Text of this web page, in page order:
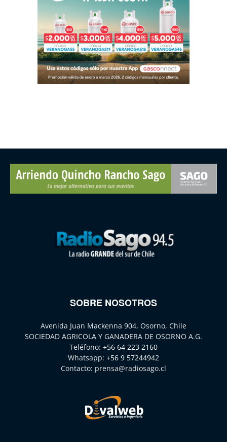
SOBRE NOSOTROS
Avenida Juan Mackenna 904, Osorno, Chile
SOCIEDAD AGRICOLA Y GANADERA DE OSORNO A.G.
Teléfono: +56 64 223 2160
Whatsapp: +56 9 57244942
Contacto: prensa@radiosago.cl